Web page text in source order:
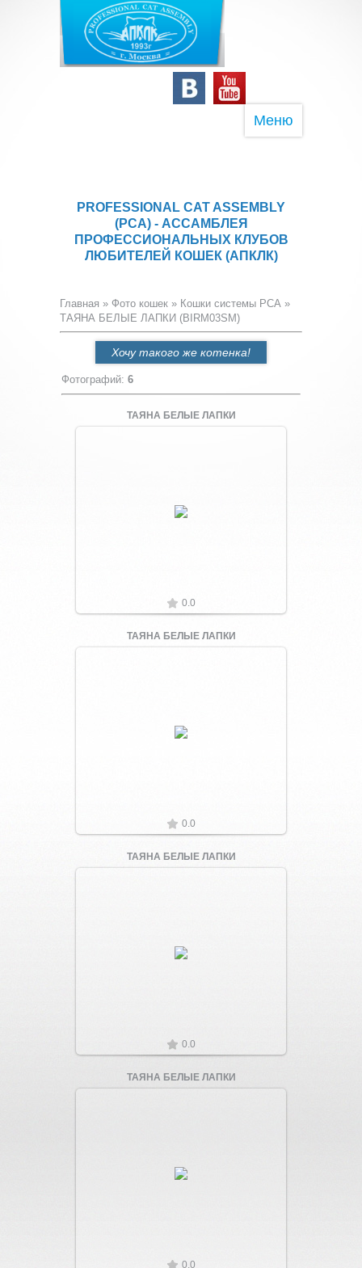
Меню
PROFESSIONAL CAT ASSEMBLY
(PCA) - АССАМБЛЕЯ
ПРОФЕССИОНАЛЬНЫХ КЛУБОВ
ЛЮБИТЕЛЕЙ КОШЕК (АПКЛК)
Главная » Фото кошек » Кошки системы PCA »
ТАЯНА БЕЛЫЕ ЛАПКИ (BIRM03SM)
Хочу такого же котенка!
Фотографий: 6
ТАЯНА БЕЛЫЕ ЛАПКИ
Увеличить
0.0
ТАЯНА БЕЛЫЕ ЛАПКИ
Увеличить
0.0
ТАЯНА БЕЛЫЕ ЛАПКИ
Увеличить
0.0
ТАЯНА БЕЛЫЕ ЛАПКИ
Увеличить
0.0